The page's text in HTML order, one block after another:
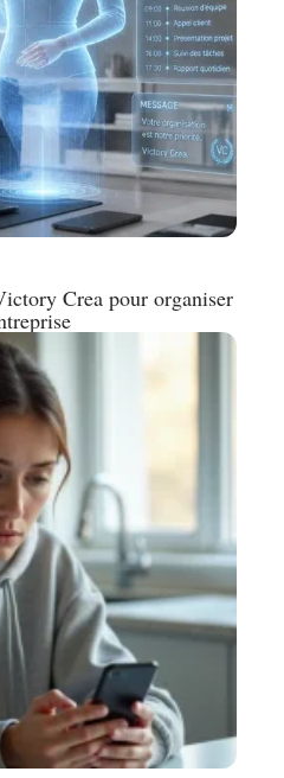
Crea pour organiser